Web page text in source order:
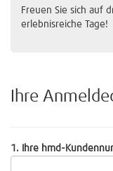
Freuen Sie sich auf
erlebnisreiche Tage!
Ihre
1. Ihre hmd-